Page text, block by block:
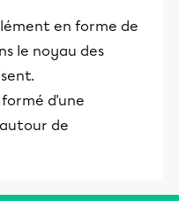
en forme de
le noyau des
d'une
de